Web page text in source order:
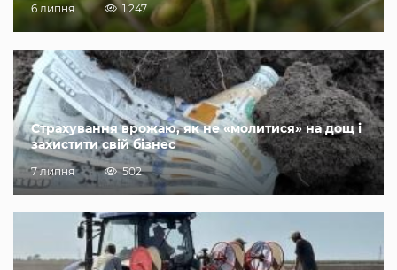
6 липня 1 247
Страхування врожаю, як не «молитися» на дощ і
захистити свій бізнес
7 липня 502